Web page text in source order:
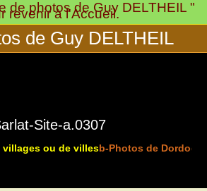
de photos de Guy DELTHEIL "
revenir à l'Accueil.
de Guy DELTHEIL
Site-a.0307
villages ou de villesb-Photos de